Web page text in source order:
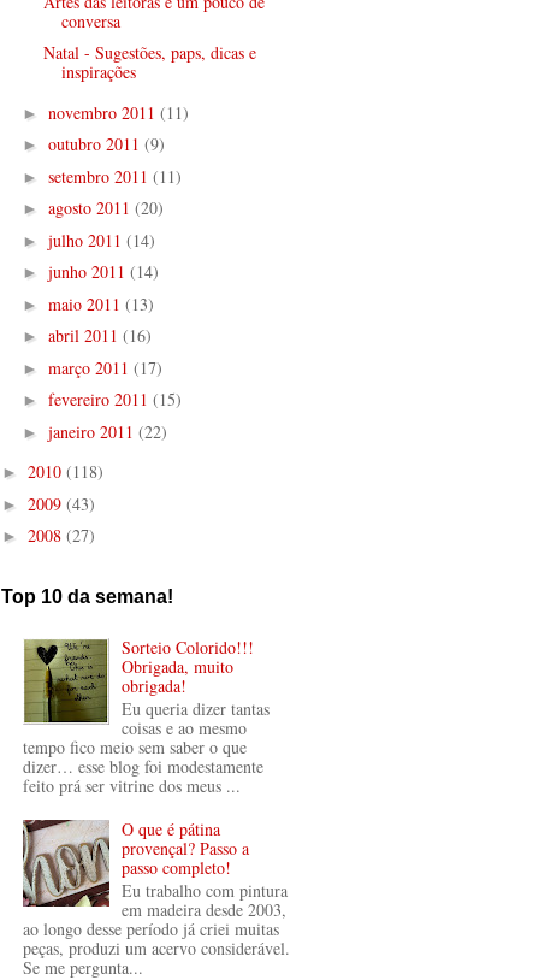
conversa
Natal - Sugestões, paps, dicas e
inspirações
► novembro 2011 (11)
► outubro 2011 (9)
► setembro 2011 (11)
► agosto 2011 (20)
► julho 2011 (14)
► junho 2011 (14)
► maio 2011 (13)
► abril 2011 (16)
► março 2011 (17)
► fevereiro 2011 (15)
► janeiro 2011 (22)
► 2010 (118)
► 2009 (43)
► 2008 (27)
Top 10 da semana!
Sorteio Colorido!!!
Obrigada, muito
obrigada!
Eu queria dizer tantas
coisas e ao mesmo
tempo fico meio sem saber o que
dizer… esse blog foi modestamente
feito prá ser vitrine dos meus ...
O que é pátina
provençal? Passo a
passo completo!
Eu trabalho com pintura
em madeira desde 2003,
ao longo desse período já criei muitas
peças, produzi um acervo considerável.
Se me pergunta...